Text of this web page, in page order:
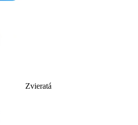
Zvieratá